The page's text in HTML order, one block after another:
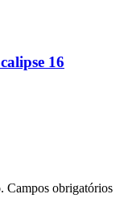
16
Campos obrigatórios